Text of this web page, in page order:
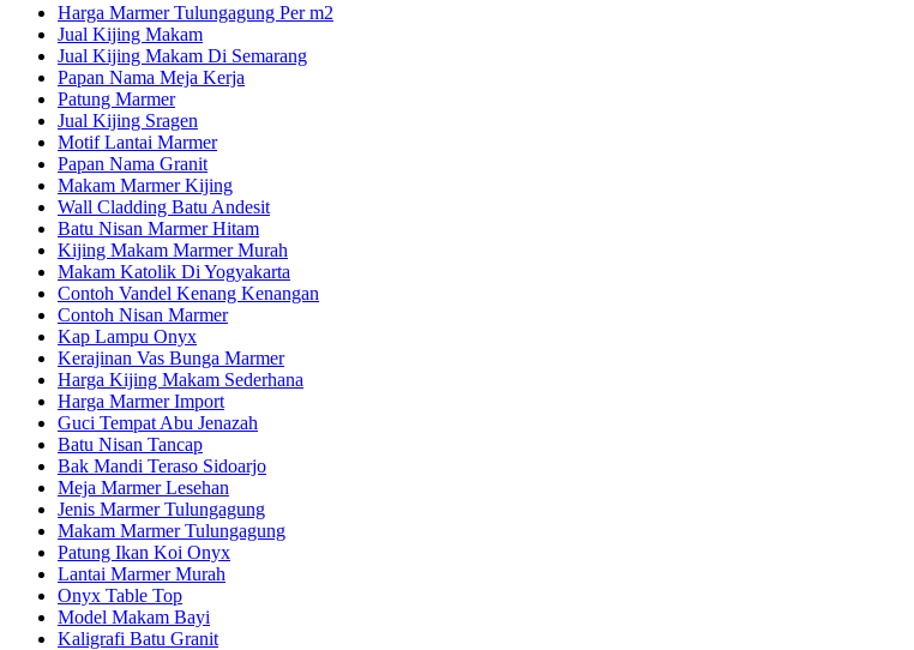
Harga Marmer Tulungagung Per m2
Jual Kijing Makam
Jual Kijing Makam Di Semarang
Papan Nama Meja Kerja
Patung Marmer
Jual Kijing Sragen
Motif Lantai Marmer
Papan Nama Granit
Makam Marmer Kijing
Wall Cladding Batu Andesit
Batu Nisan Marmer Hitam
Kijing Makam Marmer Murah
Makam Katolik Di Yogyakarta
Contoh Vandel Kenang Kenangan
Contoh Nisan Marmer
Kap Lampu Onyx
Kerajinan Vas Bunga Marmer
Harga Kijing Makam Sederhana
Harga Marmer Import
Guci Tempat Abu Jenazah
Batu Nisan Tancap
Bak Mandi Teraso Sidoarjo
Meja Marmer Lesehan
Jenis Marmer Tulungagung
Makam Marmer Tulungagung
Patung Ikan Koi Onyx
Lantai Marmer Murah
Onyx Table Top
Model Makam Bayi
Kaligrafi Batu Granit